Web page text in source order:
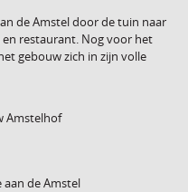
de Amstel door de tuin naar
restaurant. Nog voor het
gebouw zich in zijn volle
Amstelhof
de Amstel